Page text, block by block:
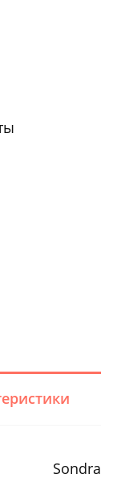
Sondra